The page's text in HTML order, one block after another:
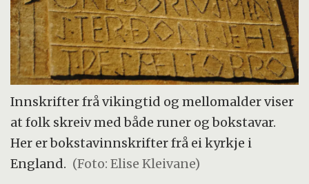
Innskrifter frå vikingtid og mellomalder viser
at folk skreiv med både runer og bokstavar.
Her er bokstavinnskrifter frå ei kyrkje i
England. (Foto: Elise Kleivane)